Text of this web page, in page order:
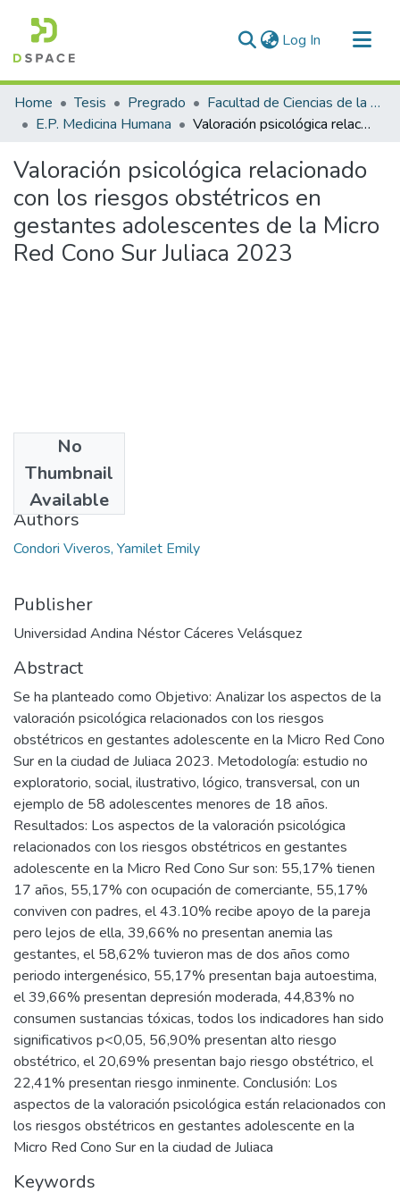
Log In (current)
Communities & Collections
All of DSpace
Home Tesis Pregrado
Facultad de Ciencias de la Salud
E.P. Medicina Humana
Valoración psicológica relacionado con los riesgos obstétricos en gestantes adolescentes de la Micro Red Cono Sur Juliaca 2023
Valoración psicológica relacionado
con los riesgos obstétricos en
gestantes adolescentes de la Micro
Red Cono Sur Juliaca 2023
No
Thumbnail
Available
2024
Authors
Condori Viveros, Yamilet Emily
Publisher
Universidad Andina Néstor Cáceres Velásquez
Abstract
Se ha planteado como Objetivo: Analizar los aspectos de la
valoración psicológica relacionados con los riesgos
obstétricos en gestantes adolescente en la Micro Red Cono
Sur en la ciudad de Juliaca 2023. Metodología: estudio no
exploratorio, social, ilustrativo, lógico, transversal, con un
ejemplo de 58 adolescentes menores de 18 años.
Resultados: Los aspectos de la valoración psicológica
relacionados con los riesgos obstétricos en gestantes
adolescente en la Micro Red Cono Sur son: 55,17% tienen
17 años, 55,17% con ocupación de comerciante, 55,17%
conviven con padres, el 43.10% recibe apoyo de la pareja
pero lejos de ella, 39,66% no presentan anemia las
gestantes, el 58,62% tuvieron mas de dos años como
periodo intergenésico, 55,17% presentan baja autoestima,
el 39,66% presentan depresión moderada, 44,83% no
consumen sustancias tóxicas, todos los indicadores han sido
significativos p<0,05, 56,90% presentan alto riesgo
obstétrico, el 20,69% presentan bajo riesgo obstétrico, el
22,41% presentan riesgo inminente. Conclusión: Los
aspectos de la valoración psicológica están relacionados con
los riesgos obstétricos en gestantes adolescente en la
Micro Red Cono Sur en la ciudad de Juliaca
Keywords